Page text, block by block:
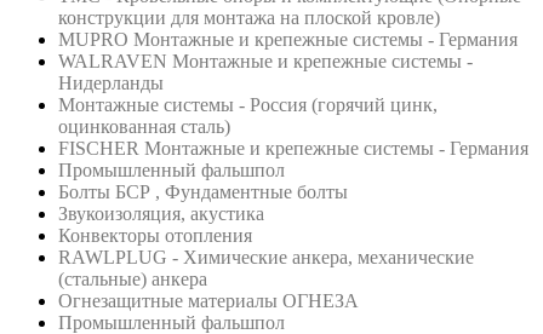
конструкции для монтажа на плоской кровле)
MUPRO Монтажные и крепежные системы - Германия
WALRAVEN Монтажные и крепежные системы -
Нидерланды
Монтажные системы - Россия (горячий цинк,
оцинкованная сталь)
FISCHER Монтажные и крепежные системы - Германия
Промышленный фальшпол
Болты БСР , Фундаментные болты
Звукоизоляция, акустика
Конвекторы отопления
RAWLPLUG - Химические анкера, механические
(стальные) анкера
Огнезащитные материалы ОГНЕЗА
Промышленный фальшпол